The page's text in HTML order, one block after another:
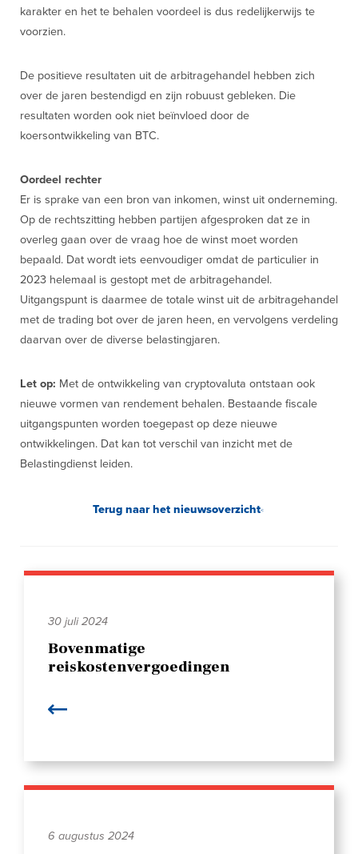
karakter en het te behalen voordeel is dus redelijkerwijs te
voorzien.
De positieve resultaten uit de arbitragehandel hebben zich
over de jaren bestendigd en zijn robuust gebleken. Die
resultaten worden ook niet beïnvloed door de
koersontwikkeling van BTC.
Oordeel rechter
Er is sprake van een bron van inkomen, winst uit onderneming.
Op de rechtszitting hebben partijen afgesproken dat ze in
overleg gaan over de vraag hoe de winst moet worden
bepaald. Dat wordt iets eenvoudiger omdat de particulier in
2023 helemaal is gestopt met de arbitragehandel.
Uitgangspunt is daarmee de totale winst uit de arbitragehandel
met de trading bot over de jaren heen, en vervolgens verdeling
daarvan over de diverse belastingjaren.
Let op: Met de ontwikkeling van cryptovaluta ontstaan ook
nieuwe vormen van rendement behalen. Bestaande fiscale
uitgangspunten worden toegepast op deze nieuwe
ontwikkelingen. Dat kan tot verschil van inzicht met de
Belastingdienst leiden.
Terug naar het nieuwsoverzicht
30 juli 2024
Bovenmatige
reiskostenvergoedingen
6 augustus 2024